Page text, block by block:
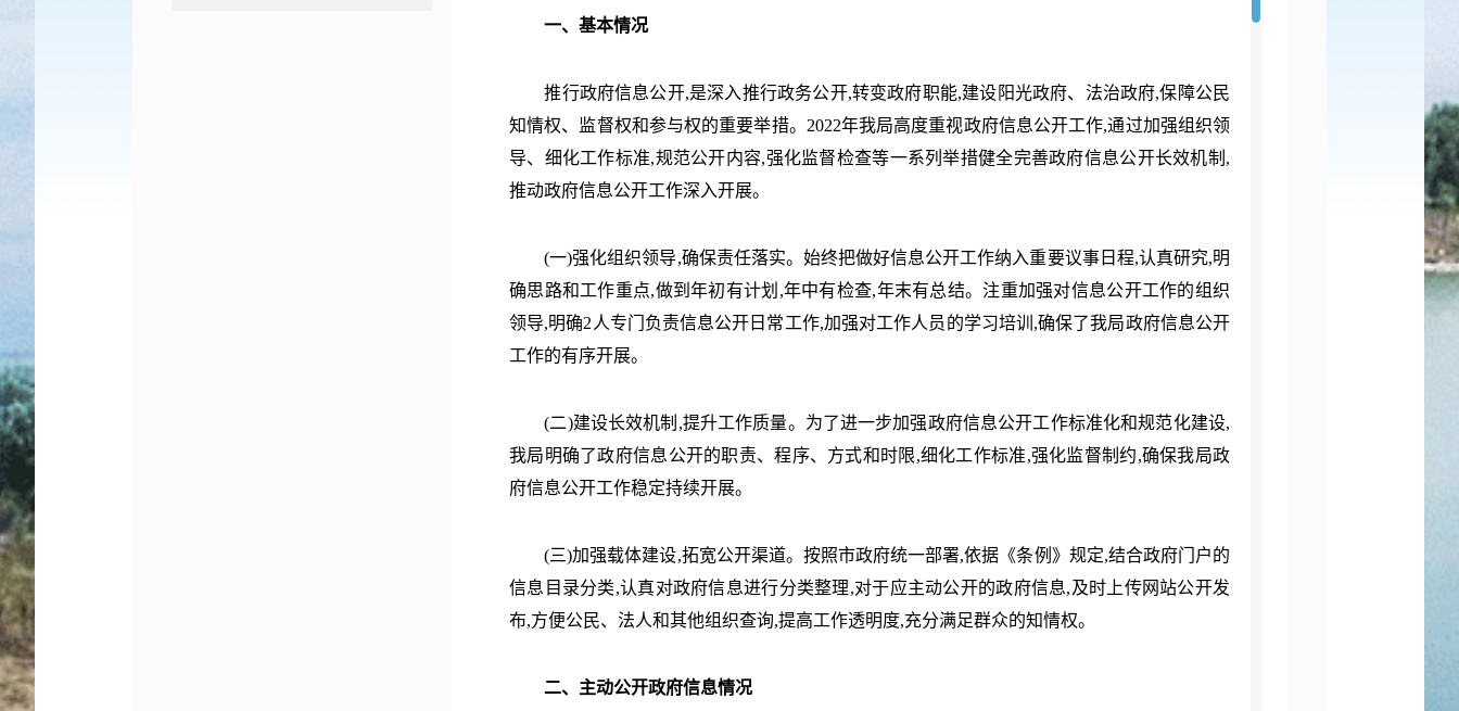
一、基本情况
推行政府信息公开,是深入推行政务公开,转变政府职能,建设阳光政府、法治政府,保障公民
知情权、监督权和参与权的重要举措。2022年我局高度重视政府信息公开工作,通过加强组织领
导、细化工作标准,规范公开内容,强化监督检查等一系列举措健全完善政府信息公开长效机制,
推动政府信息公开工作深入开展。
(一)强化组织领导,确保责任落实。 始终把做好信息公开工作纳入重要议事日程,认真研究,明
确思路和工作重点,做到年初有计划,年中有检查,年末有总结。注重加强对信息公开工作的组织
领导,明确2人专门负责信息公开日常工作,加强对工作人员的学习培训,确保了我局政府信息公开
工作的有序开展。
(二)建设长效机制,提升工作质量。 为了进一步加强政府信息公开工作标准化和规范化建设,
我局明确了政府信息公开的职责、程序、方式和时限,细化工作标准,强化监督制约,确保我局政
府信息公开工作稳定持续开展。
(三)加强载体建设,拓宽公开渠道。 按照市政府统一部署,依据《条例》规定,结合政府门户的
信息目录分类,认真对政府信息进行分类整理,对于应主动公开的政府信息,及时上传网站公开发
布,方便公民、法人和其他组织查询,提高工作透明度,充分满足群众的知情权。
二、主动公开政府信息情况